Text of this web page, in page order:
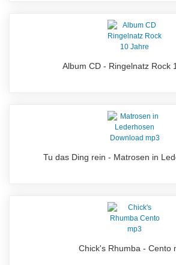
Album CD - Ringelnatz Rock
Tu das Ding rein - Matrosen in
Chick's Rhumba - Cento